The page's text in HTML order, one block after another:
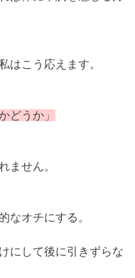
はこう応えます。
どうか」
ません。
なオチにする。
にして後に引きずらな